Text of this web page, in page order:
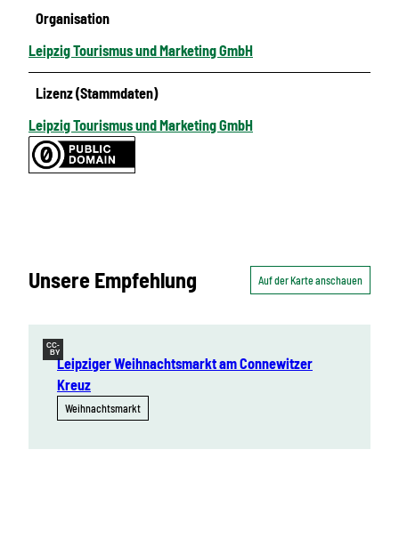
Organisation
Leipzig Tourismus und Marketing GmbH
Lizenz (Stammdaten)
Leipzig Tourismus und Marketing GmbH
Unsere Empfehlung Auf der Karte anschauen
CC-
BY
Leipziger Weihnachtsmarkt am Connewitzer
Kreuz
Weihnachtsmarkt